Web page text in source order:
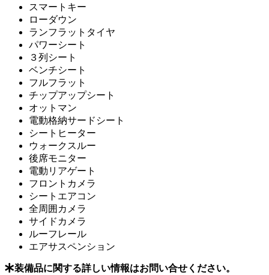
スマートキー
ローダウン
ランフラットタイヤ
パワーシート
３列シート
ベンチシート
フルフラット
チップアップシート
オットマン
電動格納サードシート
シートヒーター
ウォークスルー
後席モニター
電動リアゲート
フロントカメラ
シートエアコン
全周囲カメラ
サイドカメラ
ルーフレール
エアサスペンション
装備品に関する詳しい情報はお問い合せください。